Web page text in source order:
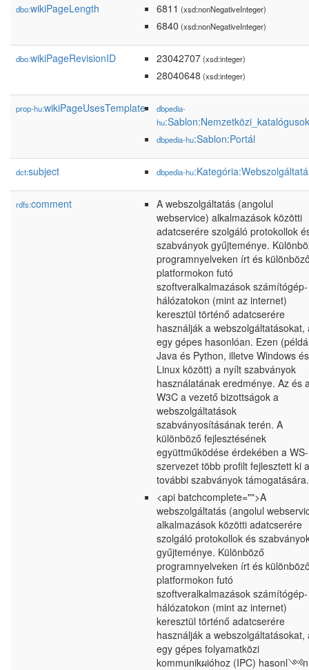
dbo:wikiPageLength 6811 (xsd:nonNegativeInteger)
6840 (xsd:nonNegativeInteger)
dbo:wikiPageRevisionID 23042707(xsd:integer)
28040648 (xsd:integer)
prop-hu:wikiPageUsesTemplate
dbpedia-
hu:Sablon:Nemzetközi_katalógusok
dbpedia-hu:Sablon:Portál
dct:subject dbpedia-hu
rdfs:comment
A webszolgáltatás (angolul
webservice) alkalmazások közötti
adatcserére szolgáló protokollok
szabványok gyűjteménye.
programnyelveken írt és
platformokon futó
szoftveralkalmazások számítógép-
hálózatokon (mint az internet)
keresztül történő adatcserére
használják a webszolgáltatásokat,
egy gépes hasonlóan. Ezen
Java és Python, illetve Windows és
Linux között) a nyílt szabványok
használatának eredménye. Az és
W3C a vezető bizottságok a
webszolgáltatások
szabványosításának terén. A
különböző fejlesztésének
együttműködése érdekében a
szervezet több profilt fejlesztett ki a
további szabványok támogatására.
<api batchcomplete="">A
webszolgáltatás (angolul
alkalmazások közötti adatcserére
szolgáló protokollok és
gyűjteménye. Különböző
programnyelveken írt és
platformokon futó
szoftveralkalmazások számítógép-
hálózatokon (mint az internet)
keresztül történő adatcserére
használják a webszolgáltatásokat,
egy gépes folyamatközi
kommunikผióhoz (IPC)